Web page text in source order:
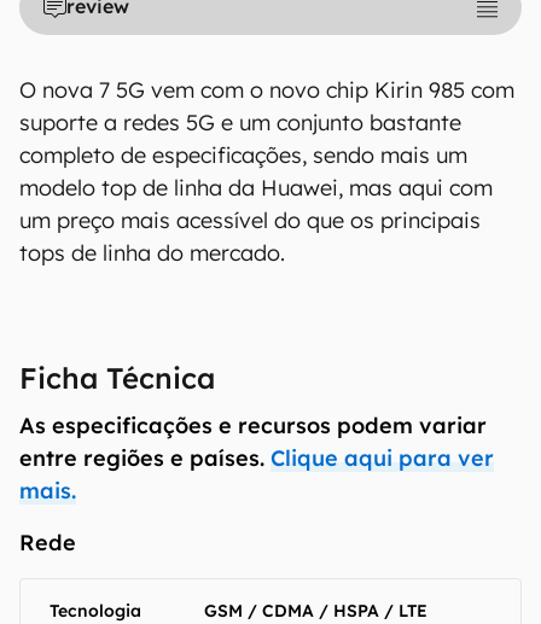
review
O nova 7 5G vem com o novo chip Kirin 985 com
suporte a redes 5G e um conjunto bastante
completo de especificações, sendo mais um
modelo top de linha da Huawei, mas aqui com
um preço mais acessível do que os principais
tops de linha do mercado.
Ficha Técnica
As especificações e recursos podem variar
entre regiões e países. Clique aqui para ver
mais.
Rede
Tecnologia
GSM / CDMA / HSPA / LTE